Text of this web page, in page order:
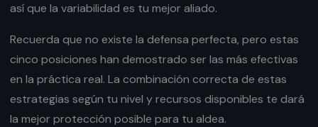
así que la variabilidad es tu mejor aliado.
Recuerda que no existe la defensa perfecta, pero estas
cinco posiciones han demostrado ser las más efectivas
en la práctica real. La combinación correcta de estas
estrategias según tu nivel y recursos disponibles te dará
la mejor protección posible para tu aldea.